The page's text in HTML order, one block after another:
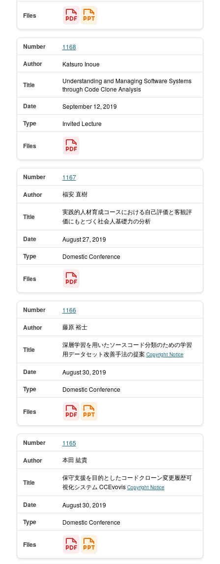
Files
Number 1168
Author Katsuro Inoue
Title
Understanding and Managing Software Systems
through Code Clone Analysis
Date September 12, 2019
Type Invited Lecture
Files
Number 1167
Author 福安 直樹
Title
実践的人材育成コースにおける自己評価と客観評
価にもとづく社会人基礎力の分析
Date August 27, 2019
Type Domestic Conference
Files
Number 1166
Author 藤原 裕士
Title
深層学習を用いたソースコード分類のための学習
用データセット改善手法の提案 Copyright Notice
Date August 30, 2019
Type Domestic Conference
Files
Number 1165
Author 本田 紘貴
Title
保守支援を目的としたコードクローン変更履歴可
視化システム CCEvovis Copyright Notice
Date August 30, 2019
Type Domestic Conference
Files